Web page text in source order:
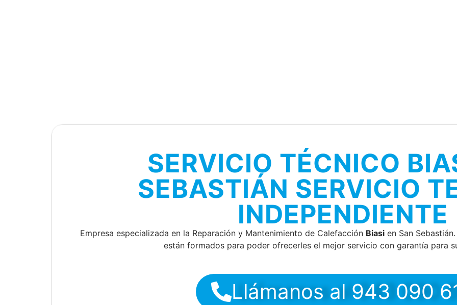
SERVICIO TÉCNICO
SEBASTIÁN SERVICIO
INDEPENDIENTE
Empresa especializada en la Reparación y Mantenimiento de Calefacción Biasien San
están formados para poder ofrecerles el mejor servicio con garantía para
Llámanos al 943 090